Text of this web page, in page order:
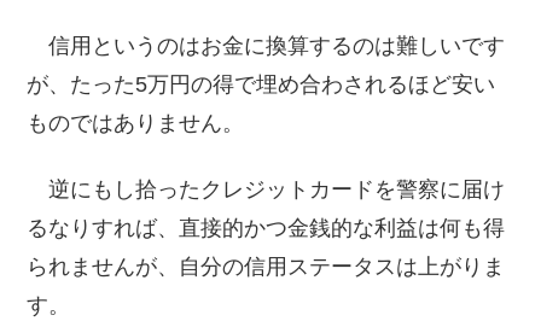
信用というのはお金に換算するのは難しいです
が、たった5万円の得で埋め合わされるほど安い
ものではありません。
逆にもし拾ったクレジットカードを警察に届け
るなりすれば、直接的かつ金銭的な利益は何も得
られませんが、自分の信用ステータスは上がりま
す。